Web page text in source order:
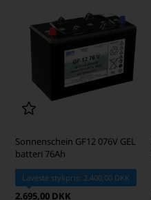
Sonnenschein GF12 076V GEL
batteri 76Ah
Laveste stykpris: 2.400,00 DKK
2.695,00 DKK